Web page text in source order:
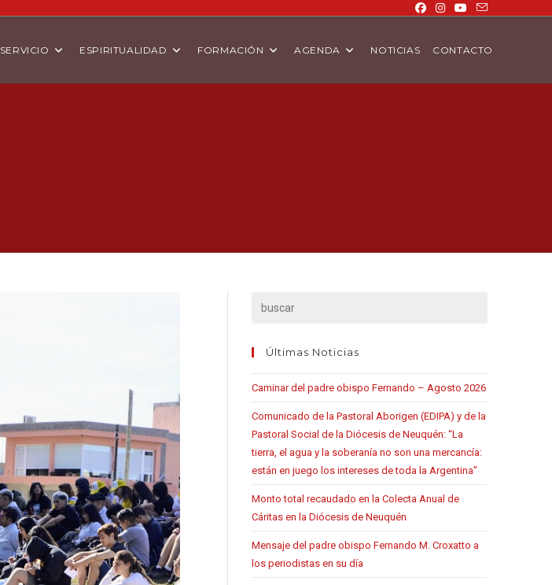
SERVICIO ESPIRITUALIDAD FORMACIÓN AGENDA NOTICIAS CONTACTO
Últimas Noticias
Caminar del padre obispo Fernando – Agosto 2026
Comunicado de la Pastoral Aborigen (EDIPA) y de la
Pastoral Social de la Diócesis de Neuquén: “La
tierra, el agua y la soberanía no son una mercancía:
están en juego los intereses de toda la Argentina”
Monto total recaudado en la Colecta Anual de
Cáritas en la Diócesis de Neuquén
Mensaje del padre obispo Fernando M. Croxatto a
los periodistas en su día